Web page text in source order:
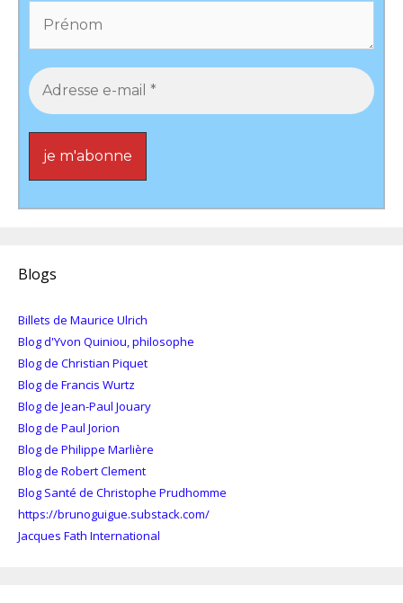
Blogs
Billets de Maurice Ulrich
Blog d'Yvon Quiniou, philosophe
Blog de Christian Piquet
Blog de Francis Wurtz
Blog de Jean-Paul Jouary
Blog de Paul Jorion
Blog de Philippe Marlière
Blog de Robert Clement
Blog Santé de Christophe Prudhomme
https://brunoguigue.substack.com/
Jacques Fath International